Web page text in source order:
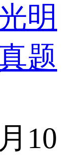
明
题
10